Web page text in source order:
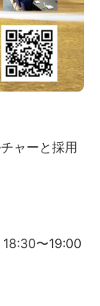
ャーと採用
〜19:00